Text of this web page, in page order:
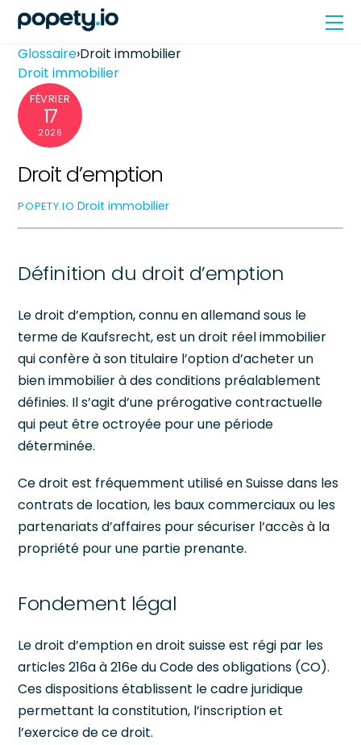
Skip
content
Glossaire›Droit immobilier
Droit immobilier
FÉVRIER
17
2026
Droit d’emption
POPETY.IO Droit immobilier
Définition du droit d’emption
Le droit d’emption, connu en allemand sous le
terme de Kaufsrecht, est un droit réel immobilier
qui confère à son titulaire l’option d’acheter un
bien immobilier à des conditions préalablement
définies. Il s’agit d’une prérogative contractuelle
qui peut être octroyée pour une période
déterminée.
Ce droit est fréquemment utilisé en Suisse dans les
contrats de location, les baux commerciaux ou les
partenariats d’affaires pour sécuriser l’accès à la
propriété pour une partie prenante.
Fondement légal
Le droit d’emption en droit suisse est régi par les
articles 216a à 216e du Code des obligations (CO).
Ces dispositions établissent le cadre juridique
permettant la constitution, l’inscription et
l’exercice de ce droit.